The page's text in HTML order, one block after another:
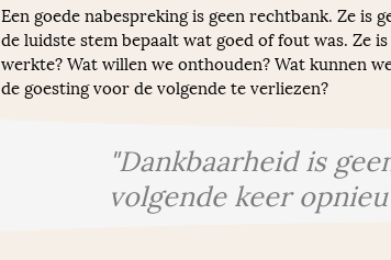
Een goede nabespreking is geen rechtbank. Ze
de luidste stem bepaalt wat goed of fout was. Ze
werkte? Wat willen we onthouden? Wat kunnen
de goesting voor de volgende te verliezen?
"Dankbaarheid is
volgende keer